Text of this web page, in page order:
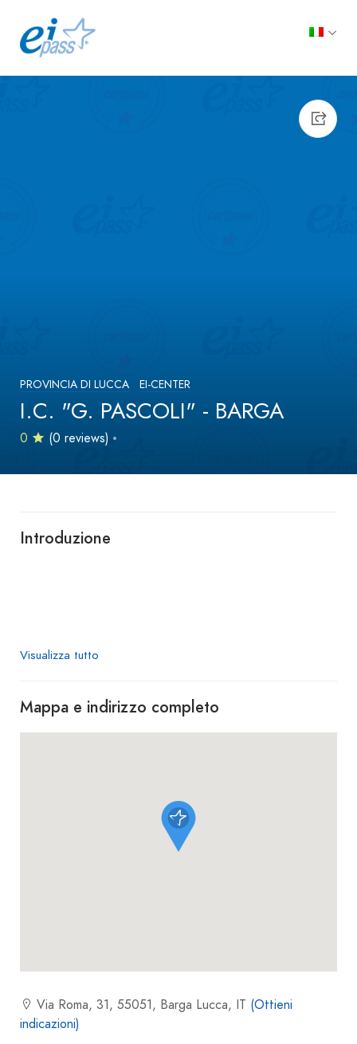
PROVINCIA DI LUCCA EI-CENTER
I.C. "G. PASCOLI" - BARGA
0 (0 reviews)
Introduzione
Visualizza tutto
Mappa e indirizzo completo
Via Roma, 31, 55051, Barga Lucca, IT (Ottieni
indicazioni)